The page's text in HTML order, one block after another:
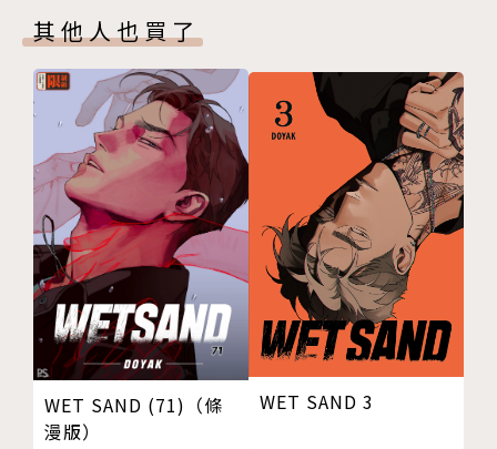
其他人也買了
WET SAND (71)（條
漫版）
WET SAND 3